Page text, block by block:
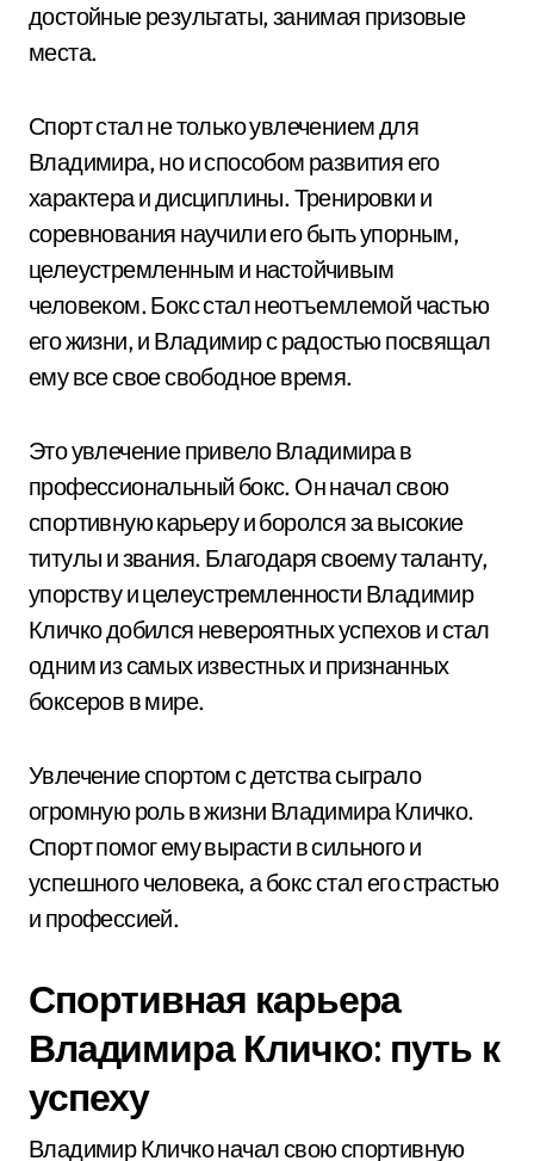
достойные результаты, занимая призовые
места.
Спорт стал не только увлечением для
Владимира, но и способом развития его
характера и дисциплины. Тренировки и
соревнования научили его быть упорным,
целеустремленным и настойчивым
человеком. Бокс стал неотъемлемой частью
его жизни, и Владимир с радостью посвящал
ему все свое свободное время.
Это увлечение привело Владимира в
профессиональный бокс. Он начал свою
спортивную карьеру и боролся за высокие
титулы и звания. Благодаря своему таланту,
упорству и целеустремленности Владимир
Кличко добился невероятных успехов и стал
одним из самых известных и признанных
боксеров в мире.
Увлечение спортом с детства сыграло
огромную роль в жизни Владимира Кличко.
Спорт помог ему вырасти в сильного и
успешного человека, а бокс стал его страстью
и профессией.
Спортивная карьера
Владимира Кличко: путь к
успеху
Владимир Кличко начал свою спортивную